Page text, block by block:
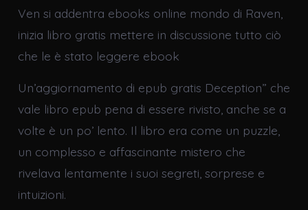
Ven si addentra ebooks online mondo di Raven,
inizia libro gratis mettere in discussione tutto ciò
che le è stato leggere ebook
Un’aggiornamento di epub gratis Deception” che
vale libro epub pena di essere rivisto, anche se a
volte è un po’ lento. Il libro era come un puzzle,
un complesso e affascinante mistero che
rivelava lentamente i suoi segreti, sorprese e
intuizioni.